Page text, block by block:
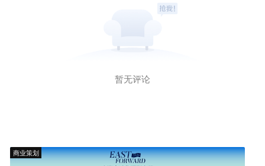
暂无评论
商业策划